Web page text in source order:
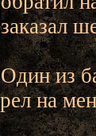
заказал
Один из
на